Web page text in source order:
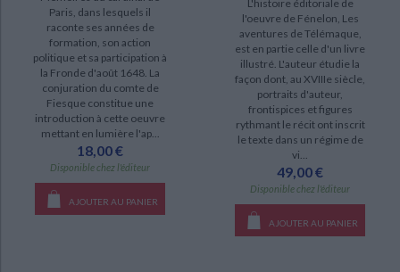
SÉRIE
Oeuvres complètes (319)
Théâtre complet (150)
Correspondance (111)
Théâtre (45)
Oeuvres (40)
Correspondance générale (22)
Les errances de frère Félix, pèlerin en Terre sainte, en Arabie et en
Paris, dans lesquels il
raconte ses années de
formation, son action
politique et sa participation à
la Fronde d'août 1648. La
conjuration du comte de
Fiesque constitue une
introduction à cette oeuvre
mettant en lumière l'ap...
18,00 €
Disponible chez l'éditeur
AJOUTER AU PANIER
L'histoire éditoriale de
l'oeuvre de Fénelon, Les
aventures de Télémaque,
est en partie celle d'un livre
illustré. L'auteur étudie la
façon dont, au XVIIIe siècle,
portraits d'auteur,
frontispices et figures
rythmant le récit ont inscrit
le texte dans un régime de
vi...
49,00 €
Disponible chez l'éditeur
AJOUTER AU PANIER